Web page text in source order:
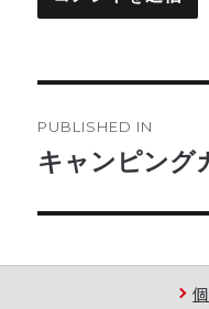
稿
PUBLISHED IN
キャンピング